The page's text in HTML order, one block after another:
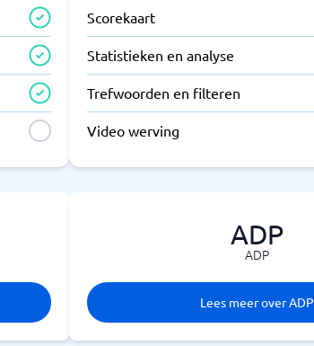
Scorekaart
Statistieken en analyse
Trefwoorden en filteren
Video werving
ADP
ADP
Lees meer over ADP